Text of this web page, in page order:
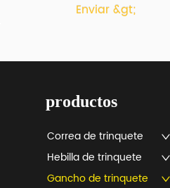
Enviar &gt;
productos
Correa de trinquete
Hebilla de trinquete
Gancho de trinquete